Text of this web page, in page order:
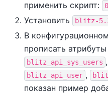
применить скрипт:
Установить
blitz-
В
прописать
blitz_api_sys_users ,
blitz_api_user ,
показан пример